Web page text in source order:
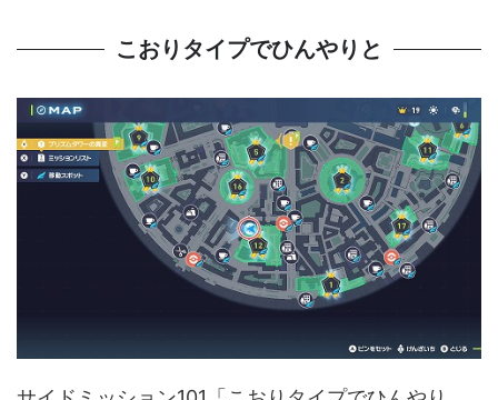
こおりタイプでひんやりと